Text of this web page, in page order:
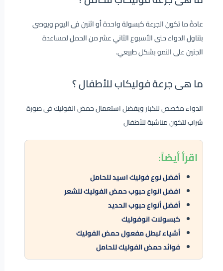
عادةً ما تكون الجرعة كبسولة واحدة أو اثنين فى اليوم ويوصى
بتناول الدواء حتى الأسبوع الثاني عشر من الحمل لمساعدة
الجنين على النمو بشكل طبيعي.
ما هى جرعة فوليكاب للأطفال ؟
الدواء مخصص للكبار ويفضل استعمال حمض الفوليك فى صورة
شراب لتكون مناشبة للأطفال
اقرأأيضاً:
أفضل نوع فوليك اسيد للحامل
افضل انواع حبوب حمض الفوليك للشعر
أفضل أنواع حبوب الحديد
كبسولات انوفوليك
أشياء تبطل مفعول حمض الفوليك
فوائد حمض الفوليك للحامل